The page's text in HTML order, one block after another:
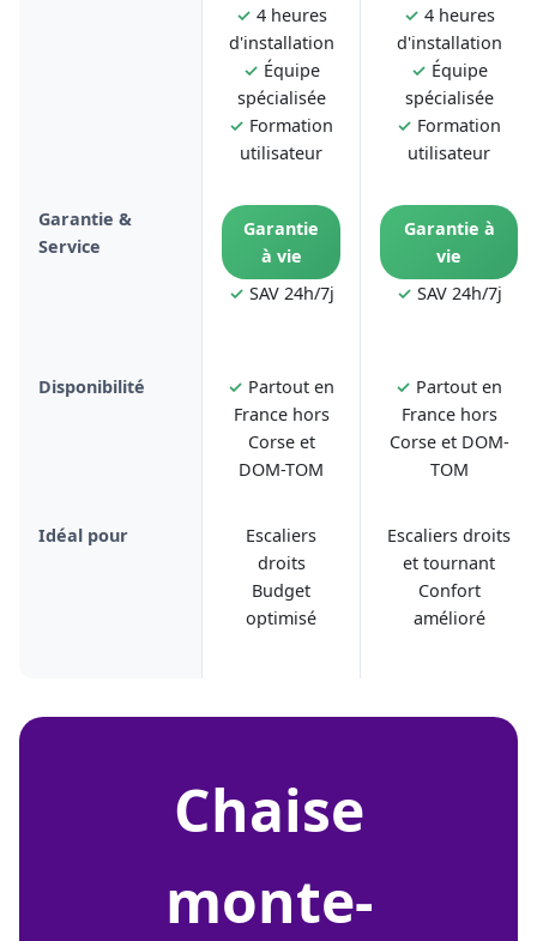
✓ 4 heures
d'installation
✓ Équipe
spécialisée
✓ Formation
utilisateur
✓ 4 heures
d'installation
✓ Équipe
spécialisée
✓ Formation
utilisateur
Garantie &
Service
Garantie
à vie
✓ SAV 24h/7j
Garantie à
vie
✓ SAV 24h/7j
Disponibilité ✓ Partout en
France hors
Corse et
DOM-TOM
✓ Partout en
France hors
Corse et DOM-
TOM
Idéal pour
Escaliers
droits
Budget
optimisé
Escaliers droits
et tournant
Confort
amélioré
chaise
monte-